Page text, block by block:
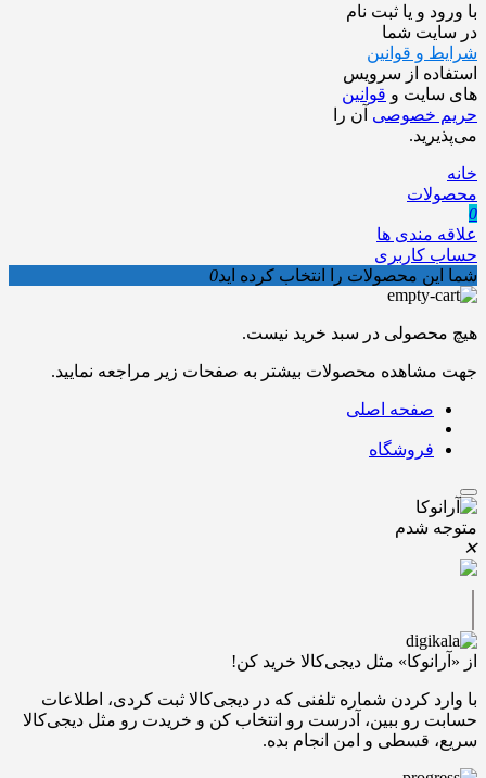
با ورود و یا ثبت نام
در سایت شما
شرایط و قوانین
استفاده از سرویس
های سایت و قوانین
حریم خصوصی آن را
می‌پذیرید.
خانه
محصولات
0
علاقه مندی ها
حساب کاربری
شما این محصولات را انتخاب کرده اید0
هیچ محصولی در سبد خرید نیست.
جهت مشاهده محصولات بیشتر به صفحات زیر مراجعه نمایید.
صفحه اصلی
فروشگاه
متوجه شدم
✕
|
از «آرانوکا» مثل دیجی‌کالا خرید کن!
با وارد کردن شماره تلفنی که در دیجی‌کالا ثبت کردی، اطلاعات
حسابت رو ببین، آدرست رو انتخاب کن و خریدت رو مثل دیجی‌کالا
سریع، قسطی و امن انجام بده.